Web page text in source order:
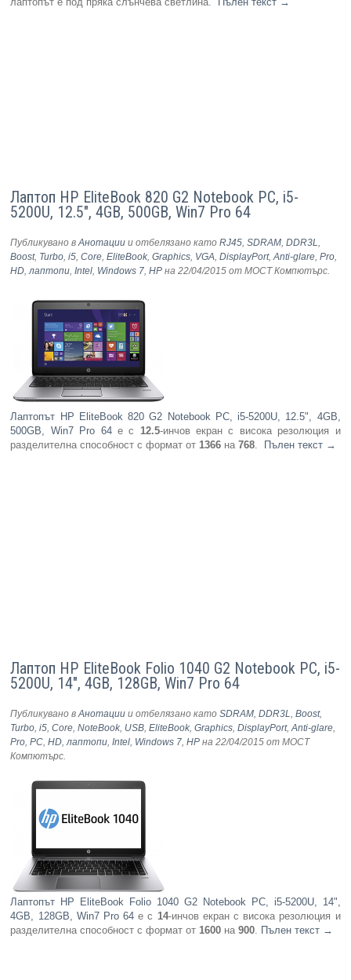
Лаптоп HP EliteBook 820 G2 Notebook PC, i5-
5200U, 12.5", 4GB, 500GB, Win7 Pro 64
Публикувано вАнотации и отбелязано катоRJ45,SDRAM,DDR3L,
Boost, Turbo,i5,Core,EliteBook,Graphics, VGA,DisplayPort,Anti-glare,Pro,
HD,лаптопи,Intel, Windows 7,HP на 22/04/2015 от МОСТ Компютърс.
Лаптопът HP EliteBook 820 G2 Notebook PC, i5-5200U, 12.5", 4GB,
500GB, Win7 Pro 64е с 12.5-инчов екран с висока резолюция и
разделителна способност с формат от1366 на768. Пълен текст →
Лаптоп HP EliteBook Folio 1040 G2 Notebook PC, i5-
5200U, 14", 4GB, 128GB, Win7 Pro 64
Публикувано вАнотации и отбелязано катоSDRAM,DDR3L,Boost,
Turbo,i5,Core,NoteBook, USB,EliteBook,Graphics,DisplayPort,Anti-glare,
Pro,PC,HD,лаптопи,Intel, Windows 7,HP на 22/04/2015 от МОСТ
Компютърс.
Лаптопът HP EliteBook Folio 1040 G2 Notebook PC, i5-5200U, 14",
4GB, 128GB, Win7 Pro 64 е с 14-инчов екран с висока резолюция и
разделителна способност с формат от1600 на900. Пълен текст →